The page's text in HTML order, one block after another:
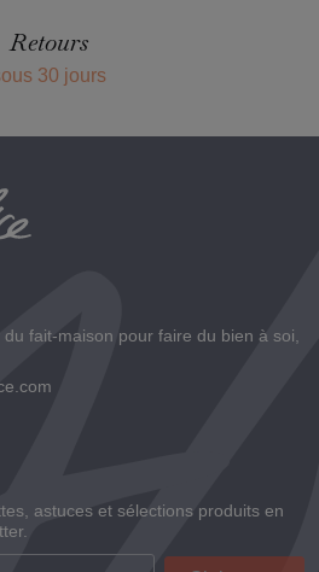
Retours
30 jours
du fait-maison pour faire du bien à soi,
astuces et sélections produits en